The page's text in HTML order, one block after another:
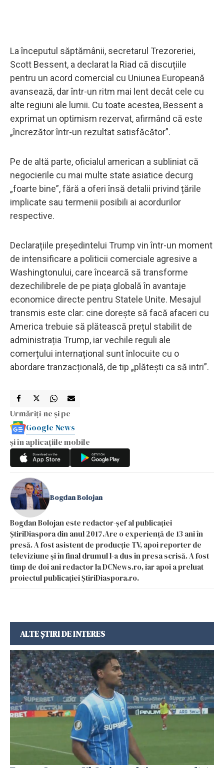
La începutul săptămânii, secretarul Trezoreriei,
Scott Bessent, a declarat la Riad că discuțiile
pentru un acord comercial cu Uniunea Europeană
avansează, dar într-un ritm mai lent decât cele cu
alte regiuni ale lumii. Cu toate acestea, Bessent a
exprimat un optimism rezervat, afirmând că este
„încrezător într-un rezultat satisfăcător”.
Pe de altă parte, oficialul american a subliniat că
negocierile cu mai multe state asiatice decurg
„foarte bine”, fără a oferi însă detalii privind țările
implicate sau termenii posibili ai acordurilor
respective.
Declarațiile președintelui Trump vin într-un moment
de intensificare a politicii comerciale agresive a
Washingtonului, care încearcă să transforme
dezechilibrele de pe piața globală în avantaje
economice directe pentru Statele Unite. Mesajul
transmis este clar: cine dorește să facă afaceri cu
America trebuie să plătească prețul stabilit de
administrația Trump, iar vechile reguli ale
comerțului internațional sunt înlocuite cu o
abordare tranzacțională, de tip „plătești ca să intri”.
Urmăriți-ne și pe
Google News
și în aplicațiile mobile
Bogdan Bolojan
Bogdan Bolojan este redactor-șef al publicației
ȘtiriDiaspora din anul 2017.Are o experiență de 13 ani în
presă. A fost asistent de producție TV, apoi reporter de
televiziune și în final drumul l-a dus în presa scrisă. A fost
timp de doi ani redactor la DCNews.ro, iar apoi a preluat
proiectul publicației ȘtiriDiaspora.ro.
ALTE ȘTIRI DE INTERES